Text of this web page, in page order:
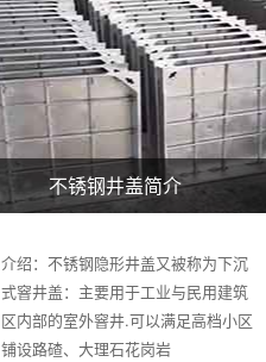
不锈钢井盖简介
介绍：不锈钢隐形井盖又被称为下沉
式窨井盖：主要用于工业与民用建筑
区内部的室外窨井.可以满足高档小区
铺设路碴、大理石花岗岩